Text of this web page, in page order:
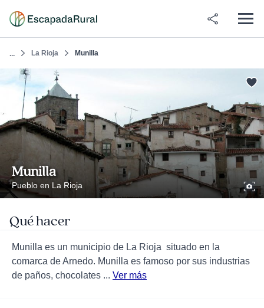
... La Rioja Munilla
Munilla
Pueblo en La Rioja
Qué hacer
Munilla es un municipio de La Rioja situado en la
comarca de Arnedo. Munilla es famoso por sus industrias
de paños, chocolates ... Ver más